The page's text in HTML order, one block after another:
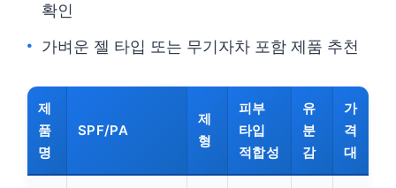
확인
가벼운 젤 타입 또는 무기자차 포함 제품 추천
제
품
명
SPF/PA
제
형
피부
타입
적합성
유
분
감
가
격
대